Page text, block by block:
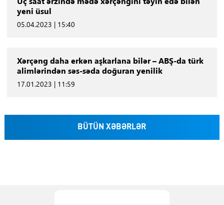
yeni üsul
05.04.2023 | 15:40
Xərçəng daha erkən aşkarlana bilər – ABŞ-da türk
alimlərindən səs-səda doğuran yenilik
17.01.2023 | 11:59
BÜTÜN XƏBƏRLƏR